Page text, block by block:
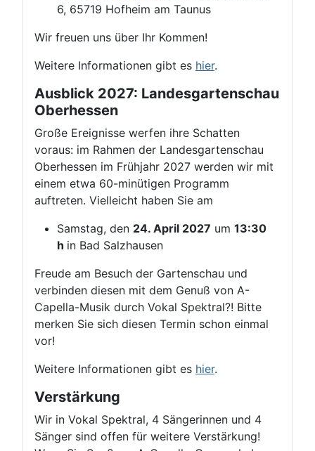
6, 65719 Hofheim am Taunus
Wir freuen uns über Ihr Kommen!
Weitere Informationen gibt es hier.
Ausblick 2027: Landesgartenschau
Oberhessen
Große Ereignisse werfen ihre Schatten
voraus: im Rahmen der Landesgartenschau
Oberhessen im Frühjahr 2027 werden wir mit
einem etwa 60-minütigen Programm
auftreten. Vielleicht haben Sie am
Samstag, den 24. April 2027 um 13:30
h in Bad Salzhausen
Freude am Besuch der Gartenschau und
verbinden diesen mit dem Genuß von A-
Capella-Musik durch Vokal Spektral?! Bitte
merken Sie sich diesen Termin schon einmal
vor!
Weitere Informationen gibt es hier.
Verstärkung
Wir in Vokal Spektral, 4 Sängerinnen und 4
Sänger sind offen für weitere Verstärkung!